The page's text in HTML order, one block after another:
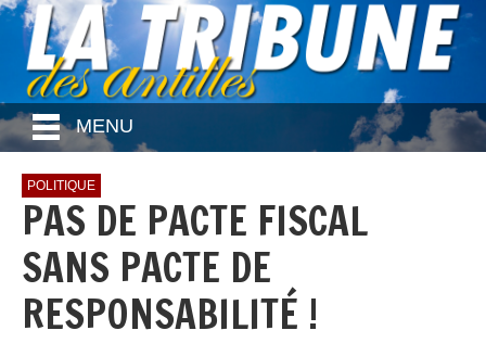
MENU
POLITIQUE
PAS DE PACTE FISCAL
SANS PACTE DE
RESPONSABILITÉ !